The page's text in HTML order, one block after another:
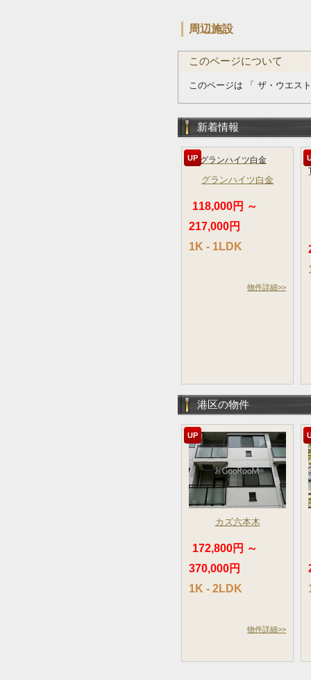
周辺施設
このページについて
このページは 「 ザ・ウエス
新着情報
UP
グランハイツ白金
118,000円 ～
217,000円
1K - 1LDK
物件詳細>>
港区の物件
UP
カズ六本木
172,800円 ～
370,000円
1K - 2LDK
物件詳細>>